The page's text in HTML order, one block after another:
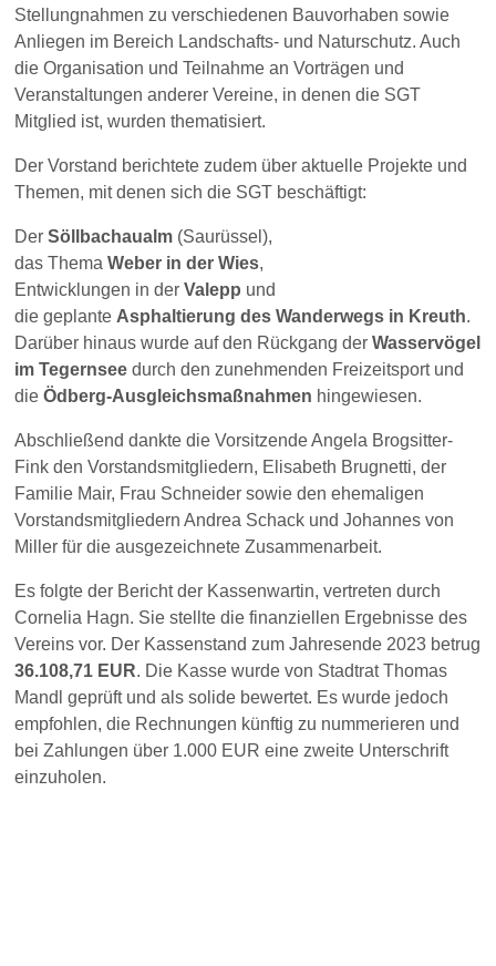
Stellungnahmen zu verschiedenen Bauvorhaben sowie
Anliegen im Bereich Landschafts- und Naturschutz. Auch
die Organisation und Teilnahme an Vorträgen und
Veranstaltungen anderer Vereine, in denen die SGT
Mitglied ist, wurden thematisiert.
Der Vorstand berichtete zudem über aktuelle Projekte und
Themen, mit denen sich die SGT beschäftigt:
DerSöllbachaualm (Saurüssel),
das ThemaWeber in der Wies,
Entwicklungen in derValepp und
die geplante Asphaltierung des Wanderwegs in Kreuth.
Darüber hinaus wurde auf den Rückgang derWasservögel
im Tegernsee durch den zunehmenden Freizeitsport und
dieÖdberg-Ausgleichsmaßnahmen hingewiesen.
Abschließend dankte die Vorsitzende Angela Brogsitter-
Fink den Vorstandsmitgliedern, Elisabeth Brugnetti, der
Familie Mair, Frau Schneider sowie den ehemaligen
Vorstandsmitgliedern Andrea Schack und Johannes von
Miller für die ausgezeichnete Zusammenarbeit.
Es folgte der Bericht der Kassenwartin, vertreten durch
Cornelia Hagn. Sie stellte die finanziellen Ergebnisse des
Vereins vor. Der Kassenstand zum Jahresende 2023 betrug
36.108,71 EUR. Die Kasse wurde von Stadtrat Thomas
Mandl geprüft und als solide bewertet. Es wurde jedoch
empfohlen, die Rechnungen künftig zu nummerieren und
bei Zahlungen über 1.000 EUR eine zweite Unterschrift
einzuholen.